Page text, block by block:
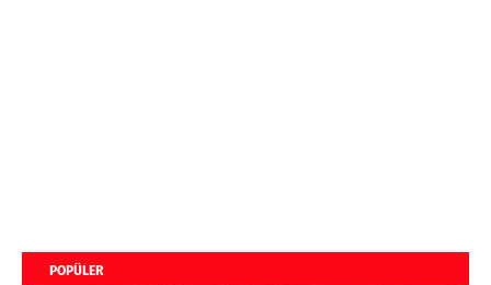
POPÜLER